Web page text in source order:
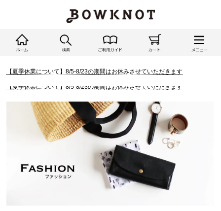
【夏季休業について】8/5-8/23の期間はお休みさせていただきます